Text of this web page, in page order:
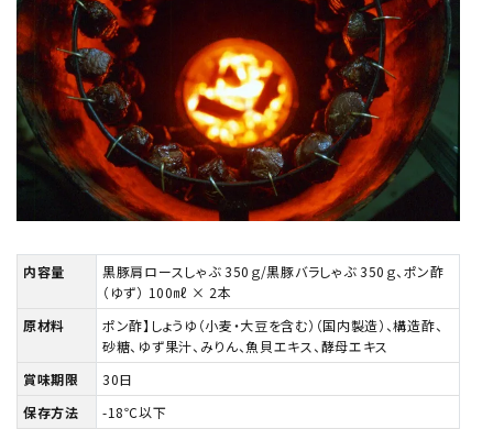
内容量
黒豚肩ロースしゃぶ 350ｇ/黒豚バラしゃぶ 350ｇ、ポン酢
（ゆず） 100㎖ × 2本
原材料
ポン酢】しょうゆ（小麦・大豆を含む）（国内製造）、構造酢、
砂糖、ゆず果汁、みりん、魚貝エキス、酵母エキス
賞味期限
30日
保存方法
-18℃以下